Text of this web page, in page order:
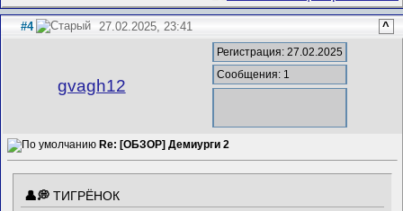
#4 27.02.2025, 23:41 ^
gvagh12
Регистрация: 27.02.2025
Сообщения: 1
Re: [ОБЗОР] Демиурги 2
ТИГРЁНОК